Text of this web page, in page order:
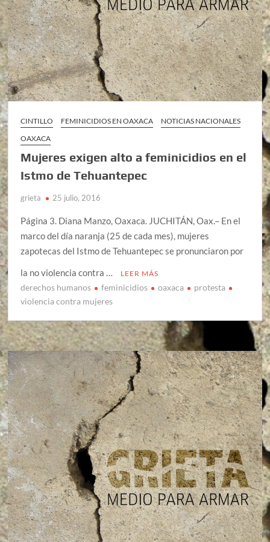
CINTILLO FEMINICIDIOS EN OAXACA
NOTICIAS NACIONALES
OAXACA
Mujeres exigen alto a feminicidios en el
Istmo de Tehuantepec
grieta 25 julio, 2016
Página 3. Diana Manzo, Oaxaca. JUCHITÁN, Oax.– En el
marco del día naranja (25 de cada mes), mujeres
zapotecas del Istmo de Tehuantepec se pronunciaron por
la no violencia contra …
LEER MÁS
derechos humanos feminicidios oaxaca
protesta
violencia contra mujeres